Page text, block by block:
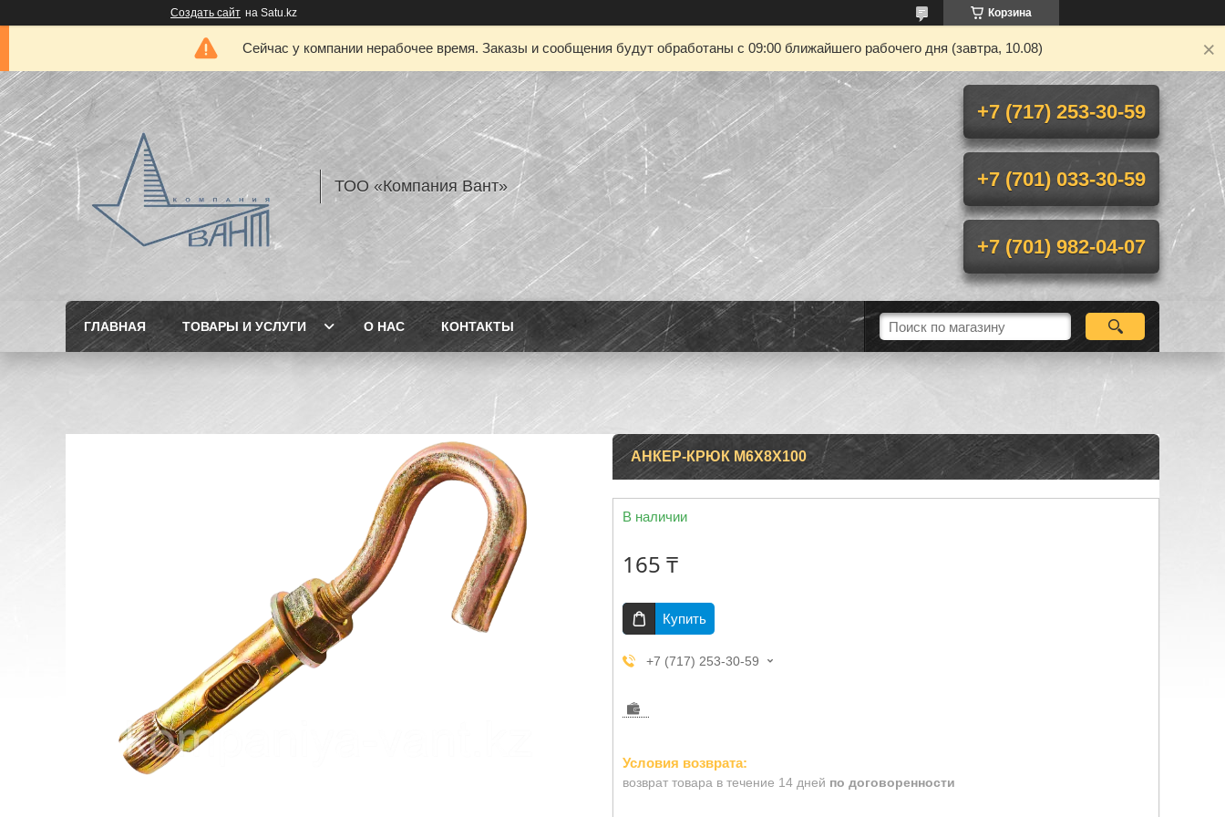
Создать сайт на Satu.kz Корзина
Сейчас у компании нерабочее время. Заказы и сообщения будут обработаны с 09:00 ближайшего рабочего дня (завтра, 10.08)
ТОО «Компания Вант»
+7 (717) 253-30-59
+7 (701) 033-30-59
+7 (701) 982-04-07
ГЛАВНАЯ ТОВАРЫ И УСЛУГИ О НАС КОНТАКТЫ
АНКЕР-КРЮК М6Х8Х100
В наличии
165 ₸
Купить
+7 (717) 253-30-59
возврат товара в течение 14 дней по договоренности